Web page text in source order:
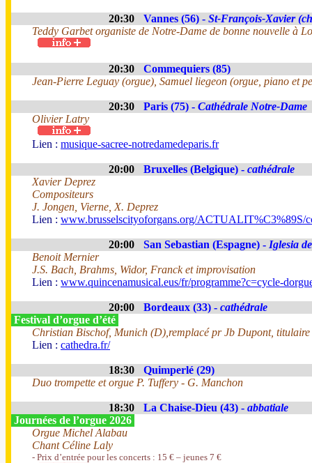
20:30 Vannes (56) - St-François-Xavier
Teddy Garbet organiste de Notre-Dame de bonne nouvelle à
20:30
Commequiers (85)
Jean-Pierre Leguay (orgue), Samuel liegeon (orgue, piano et
20:30 Paris (75) - Cathédrale Notre-Dame
Olivier Latry
Lien : musique-sacree-notredamedeparis.fr
20:00 Bruxelles (Belgique) - cathédrale
Xavier Deprez
Compositeurs
J. Jongen, Vierne, X. Deprez
Lien : www.brusselscityoforgans.org/ACTUALIT%C3%89S/
20:00 San Sebastian (Espagne) - Iglesia
Benoit Mernier
J.S. Bach, Brahms, Widor, Franck et improvisation
Lien : www.quincenamusical.eus/fr/programme?c=cycle-
20:00 Bordeaux (33) - cathédrale
Festival d’orgue d’été
Christian Bischof, Munich (D),remplacé pr Jb Dupont, titulaire
Lien : cathedra.fr/
18:30
Quimperlé (29)
Duo trompette et orgue P. Tuffery - G. Manchon
18:30 La Chaise-Dieu (43) - abbatiale
Journées de l’orgue 2026
Orgue Michel Alabau
Chant Céline Laly
- Prix d’entrée pour les concerts : 15 € – jeunes 7 €